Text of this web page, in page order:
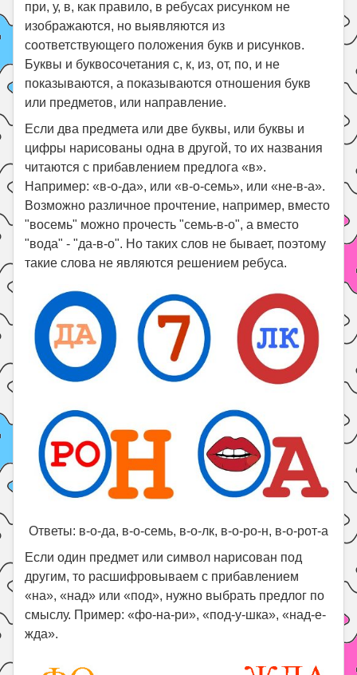
при, у, в, как правило, в ребусах рисунком не
изображаются, но выявляются из
соответствующего положения букв и рисунков.
Буквы и буквосочетания с, к, из, от, по, и не
показываются, а показываются отношения букв
или предметов, или направление.
Если два предмета или две буквы, или буквы и
цифры нарисованы одна в другой, то их названия
читаются с прибавлением предлога «в».
Например: «в-о-да», или «в-о-семь», или «не-в-а».
Возможно различное прочтение, например, вместо
"восемь" можно прочесть "семь-в-о", а вместо
"вода" - "да-в-о". Но таких слов не бывает, поэтому
такие слова не являются решением ребуса.
Ответы: в-о-да, в-о-семь, в-о-лк, в-о-ро-н, в-о-рот-а
Если один предмет или символ нарисован под
другим, то расшифровываем с прибавлением
«на», «над» или «под», нужно выбрать предлог по
смыслу. Пример: «фо-на-ри», «под-у-шка», «над-е-
жда».